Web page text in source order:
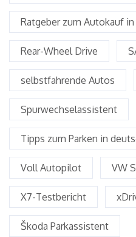
Ratgeber zum Autokauf
Rear-Wheel Drive
selbstfahrende Autos
Spurwechselassistent
Tipps zum Parken in
Voll Autopilot VW
X7-Testbericht
Škoda Parkassistent